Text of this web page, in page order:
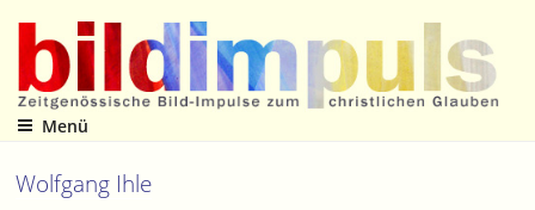
Inhalt
springen
Zeitgenössische Bild-Impulse zum christlichen Glauben
Menü
Wolfgang Ihle